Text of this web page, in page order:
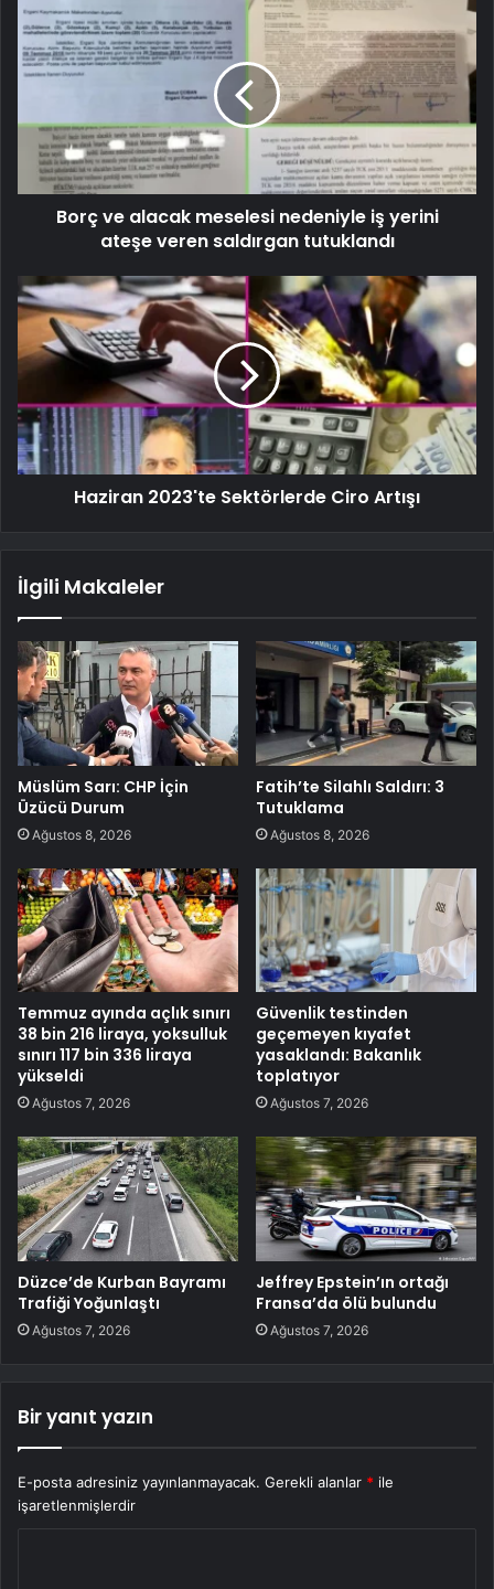
Borç ve alacak meselesi nedeniyle iş yerini
ateşe veren saldırgan tutuklandı
Haziran 2023'te Sektörlerde Ciro Artışı
İlgili Makaleler
Müslüm Sarı: CHP İçin
Üzücü Durum
Ağustos 8, 2026
Fatih’te Silahlı Saldırı: 3
Tutuklama
Ağustos 8, 2026
Temmuz ayında açlık sınırı
38 bin 216 liraya, yoksulluk
sınırı 117 bin 336 liraya
yükseldi
Ağustos 7, 2026
Güvenlik testinden
geçemeyen kıyafet
yasaklandı: Bakanlık
toplatıyor
Ağustos 7, 2026
Düzce’de Kurban Bayramı
Trafiği Yoğunlaştı
Ağustos 7, 2026
Jeffrey Epstein’ın ortağı
Fransa’da ölü bulundu
Ağustos 7, 2026
Bir yanıt yazın
E-posta adresiniz yayınlanmayacak. Gerekli alanlar * ile
işaretlenmişlerdir